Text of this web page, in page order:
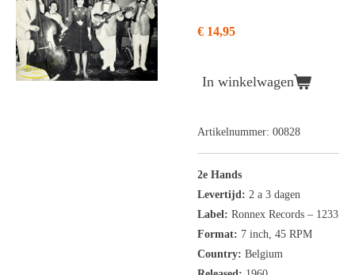
€ 14,95
In winkelwagen
Artikelnummer: 00828
2e Hands
Levertijd: 2 a 3 dagen
Label: Ronnex Records ‎– 1233
Format: 7 inch, 45 RPM
Country: Belgium